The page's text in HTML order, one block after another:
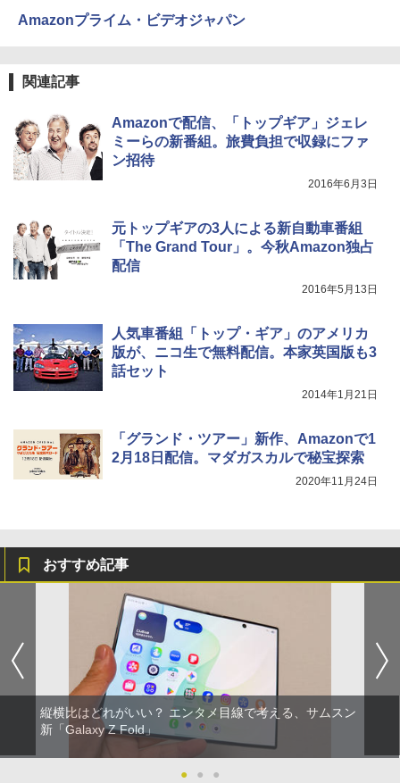
Amazonプライム・ビデオジャパン
関連記事
Amazonで配信、「トップギア」ジェレ
ミーらの新番組。旅費負担で収録にファ
ン招待
2016年6月3日
元トップギアの3人による新自動車番組
「The Grand Tour」。今秋Amazon独占
配信
2016年5月13日
人気車番組「トップ・ギア」のアメリカ
版が、ニコ生で無料配信。本家英国版も3
話セット
2014年1月21日
「グランド・ツアー」新作、Amazonで1
2月18日配信。マダガスカルで秘宝探索
2020年11月24日
おすすめ記事
縦横比はどれがいい？ エンタメ目線で考える、サムスン
新「Galaxy Z Fold」
● ● ●